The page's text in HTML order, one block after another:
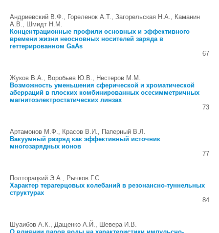
Андриевский В.Ф., Гореленок А.Т., Загорельская Н.А., Каманин
А.В., Шмидт Н.М.
Концентрационные профили основных и эффективного
времени жизни неосновных носителей заряда в
геттерированном GaAs
67
Жуков В.А., Воробьев Ю.В., Нестеров М.М.
Возможность уменьшения сферической и хроматической
аберраций в плоских комбинированных осесимметричных
магнитоэлектростатических линзах
73
Артамонов М.Ф., Красов В.И., Паперный В.Л.
Вакуумный разряд как эффективный источник
многозарядных ионов
77
Полторацкий Э.А., Рычков Г.С.
Характер терагерцовых колебаний в резонансно-туннельных
структурах
84
Шуаибов А.К., Дащенко А.Й., Шевера И.В.